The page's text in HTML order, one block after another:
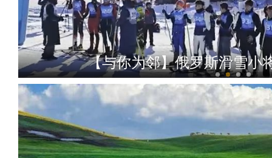
【与你为邻】俄罗斯滑雪小